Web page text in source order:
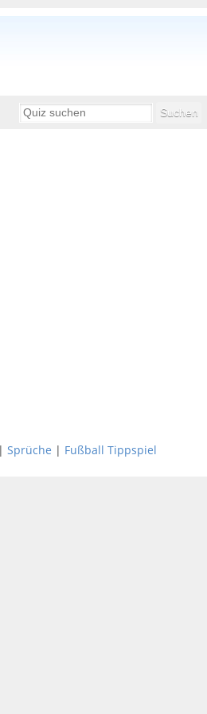
| Sprüche | Fußball Tippspiel